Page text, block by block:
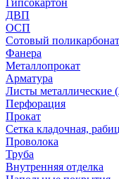
Гипсокартон
ДВП
ОСП
Сотовый поликарбонат
Фанера
Металлопрокат
Арматура
Листы металлические
Перфорация
Прокат
Сетка кладочная,
Проволока
Труба
Внутренняя отделка